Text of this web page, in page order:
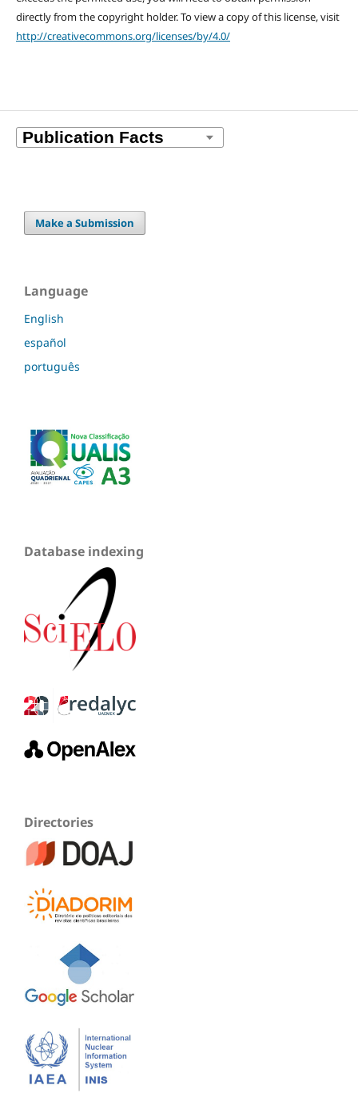
directly from the copyright holder. To view a copy of this license, visit
http://creativecommons.org/licenses/by/4.0/
Make a Submission
Language
English
español
português
Database indexing
Directories